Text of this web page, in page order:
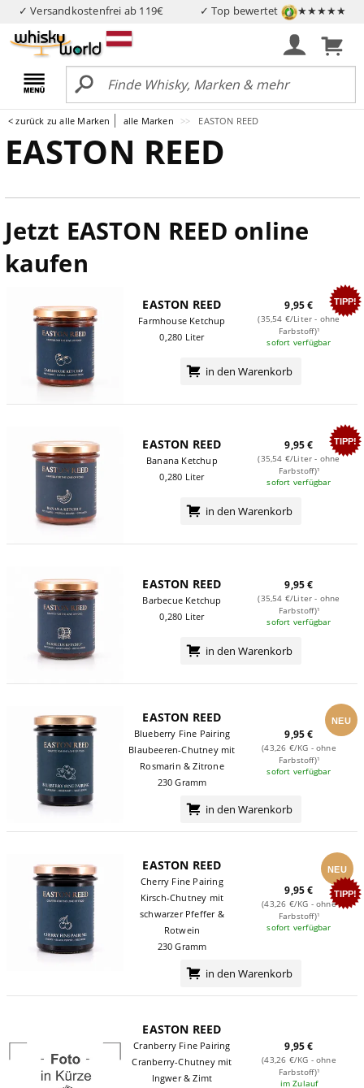
✓ Versandkostenfrei ab 119€ ✓ Top bewertet ★★★★★
< zurück zu alle Marken alle Marken EASTON REED
EASTON REED
Jetzt EASTON REED online
kaufen
TIPP!
EASTON REED
Farmhouse Ketchup
0,280 Liter
9,95 €
(35,54 €/Liter - ohne
Farbstoff)¹
sofort verfügbar
in den Warenkorb
TIPP!
EASTON REED
Banana Ketchup
0,280 Liter
9,95 €
(35,54 €/Liter - ohne
Farbstoff)¹
sofort verfügbar
in den Warenkorb
EASTON REED
Barbecue Ketchup
0,280 Liter
9,95 €
(35,54 €/Liter - ohne
Farbstoff)¹
sofort verfügbar
in den Warenkorb
NEU
EASTON REED
Blueberry Fine Pairing
Blaubeeren-Chutney mit
Rosmarin & Zitrone
230 Gramm
9,95 €
(43,26 €/KG - ohne
Farbstoff)¹
sofort verfügbar
in den Warenkorb
NEU
TIPP!
EASTON REED
Cherry Fine Pairing
Kirsch-Chutney mit
schwarzer Pfeffer &
Rotwein
230 Gramm
9,95 €
(43,26 €/KG - ohne
Farbstoff)¹
sofort verfügbar
in den Warenkorb
EASTON REED
Cranberry Fine Pairing
Cranberry-Chutney mit
Ingwer & Zimt
9,95 €
(43,26 €/KG - ohne
Farbstoff)¹
im Zulauf